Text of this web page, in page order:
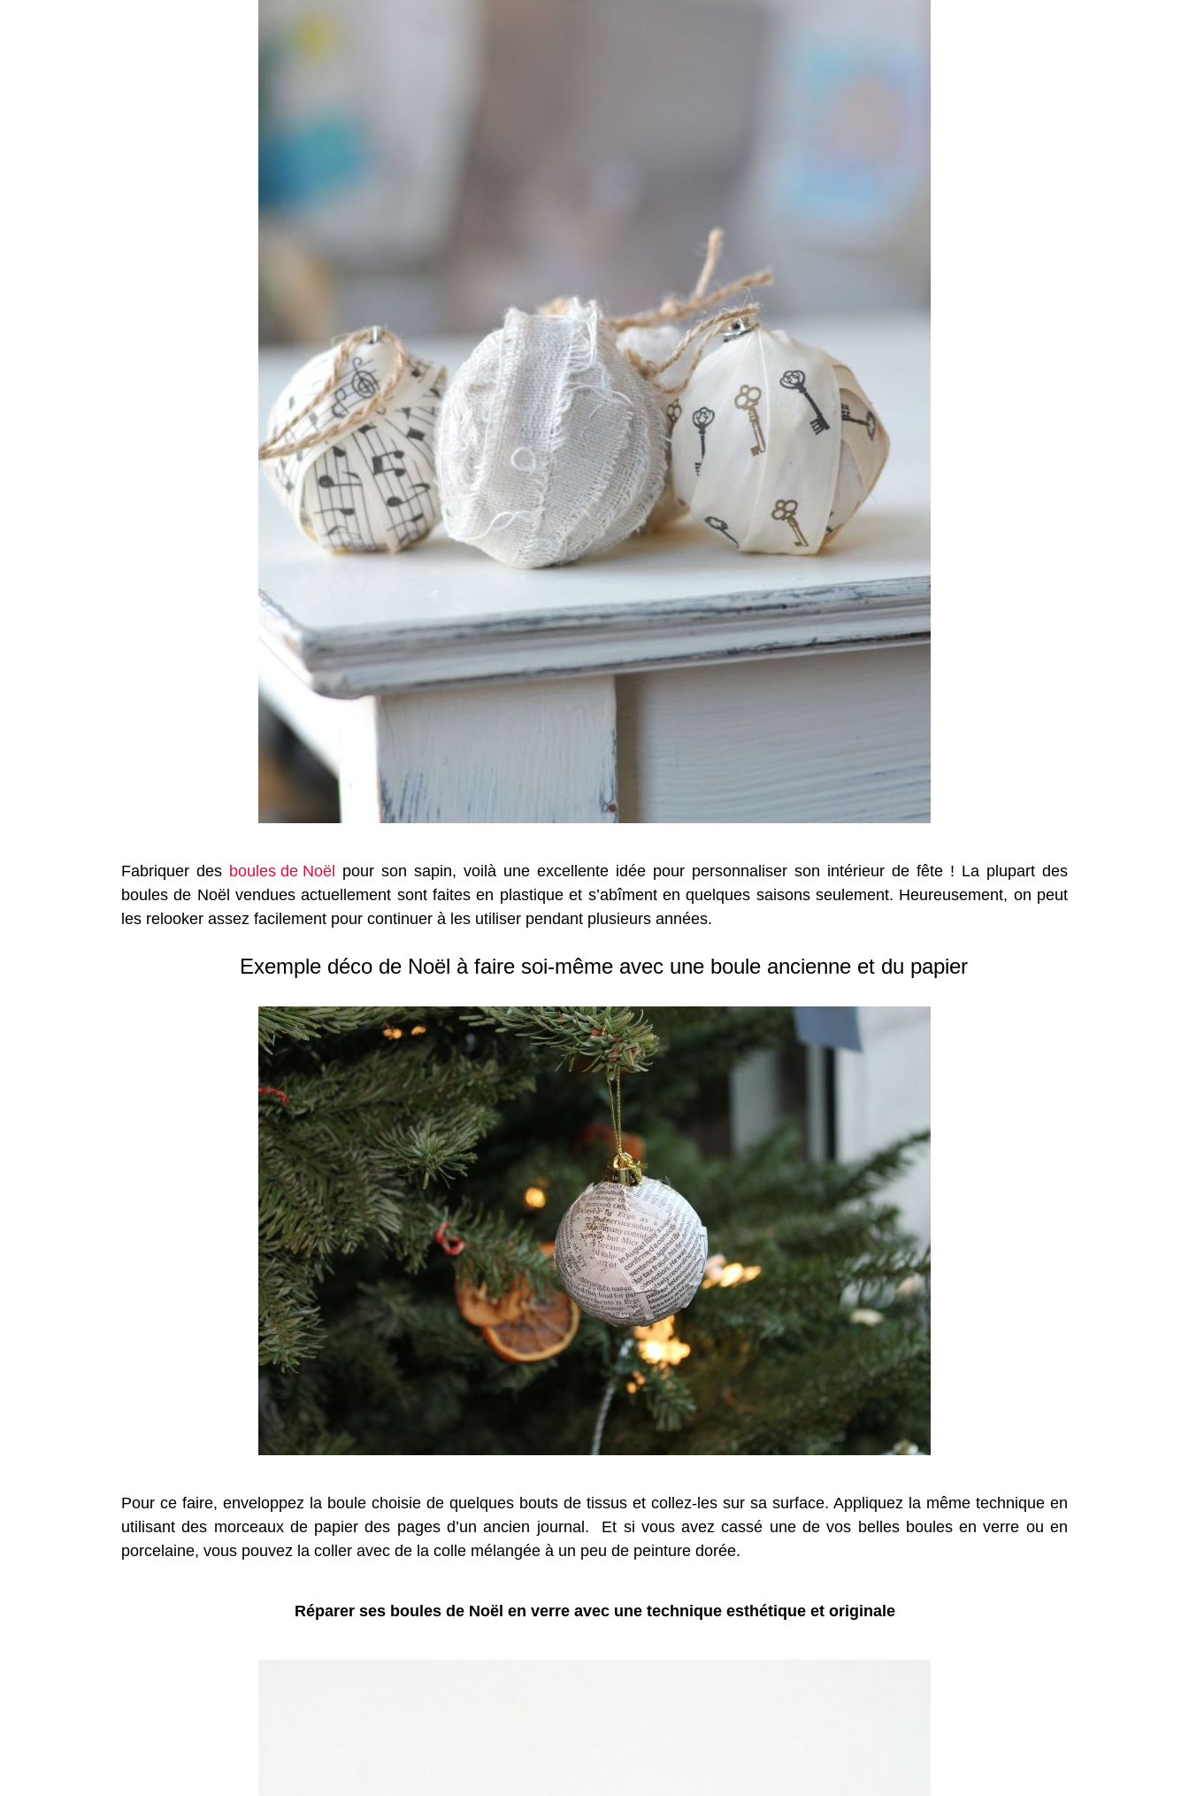
Fabriquer des boules de Noël
pour son sapin, voilà une excellente idée pour personnaliser son intérieur de fête ! La plupart des
boules de Noël vendues actuellement sont faites en plastique et s’abîment en quelques saisons seulement. Heureusement, on peut
les relooker assez facilement pour continuer à les utiliser pendant plusieurs années.
Exemple déco de Noël à faire soi-même avec une boule ancienne et du papier
Pour ce faire, enveloppez la boule choisie de quelques bouts de tissus et collez-les sur sa surface. Appliquez la même technique en
utilisant des morceaux de papier des pages d’un ancien journal. Et si vous avez cassé une de vos belles boules en verre ou en
porcelaine, vous pouvez la coller avec de la colle mélangée à un peu de peinture dorée.
Réparer ses boules de Noël en verre avec une technique esthétique et originale